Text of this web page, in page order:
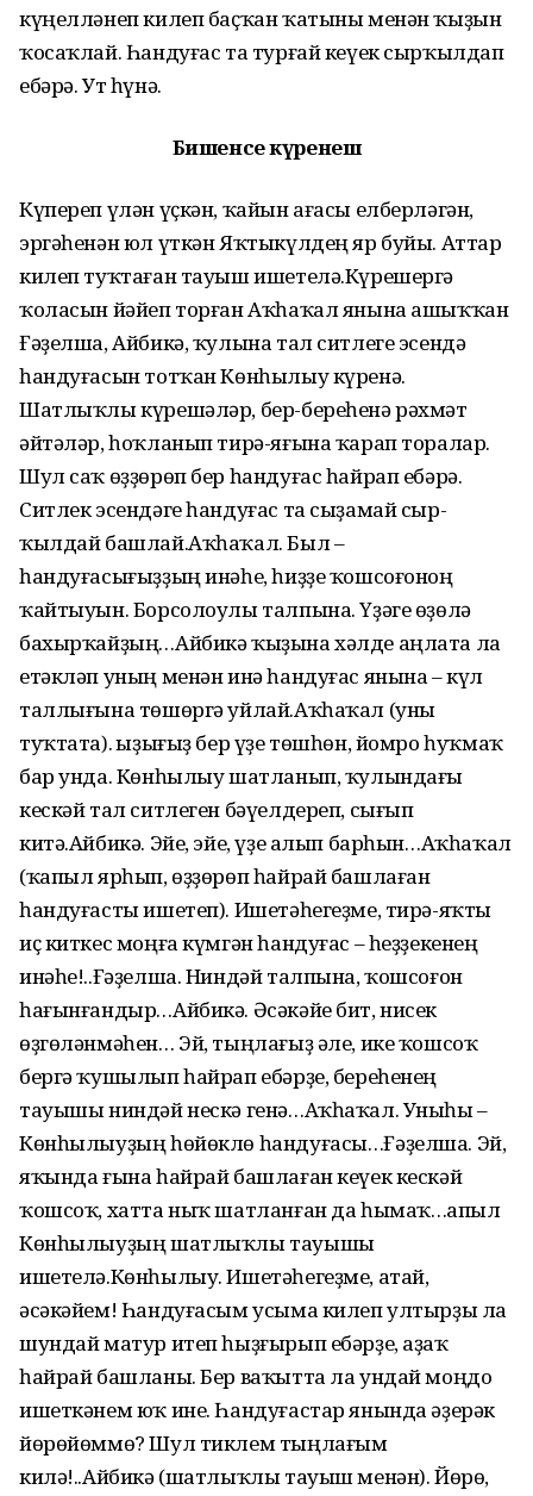
күңелләнеп килеп баҫҡан ҡатыны менән ҡыҙын
ҡосаҡлай. Һандуғас та турғай кеүек сырҡылдап
ебәрә. Ут һүнә.
Бишенсе күренеш
Күпереп үлән үҫкән, ҡайын ағасы елберләгән,
эргәһенән юл үткән Яҡтыкүлдең яр буйы. Аттар
килеп туҡтаған тауыш ишетелә.Күрешергә
ҡоласын йәйеп торған Аҡһаҡал янына ашыҡҡан
Ғәҙелша, Айбикә, ҡулына тал ситлеге эсендә
һандуғасын тотҡан Көнһылыу күренә.
Шатлыҡлы күрешәләр, бер-береһенә рәхмәт
әйтәләр, һоҡланып тирә-яғына ҡарап торалар.
Шул саҡ өҙҙөрөп бер һандуғас һайрап ебәрә.
Ситлек эсендәге һандуғас та сыҙамай сыр­
ҡылдай башлай.Аҡһаҡал. Был –
һандуғасығыҙҙың инәһе, һиҙҙе ҡошсоғоноң
ҡайтыуын. Борсолоулы талпына. Үҙәге өҙөлә
бахырҡайҙың…Айбикә ҡыҙына хәлде аңлата ла
етәкләп уның менән инә һандуғас янына – күл
таллығына төшөргә уйлай.Аҡһаҡал (уны
туҡтата). Ҡы­ҙығыҙ бер үҙе төшһөн, йомро һуҡмаҡ
бар унда. Көнһылыу шатланып, ҡулындағы
кескәй тал ситлеген бәүелдереп, сығып
китә.Айбикә. Эйе, эйе, үҙе алып бар­һын…Аҡһаҡал
(ҡапыл ярһып, өҙҙөрөп һайрай башлаған
һандуғасты ишетеп). Ишетәһегеҙме, тирә-яҡты
иҫ киткес моңға күмгән һандуғас – һеҙҙекенең
инәһе!..Ғәҙелша. Ниндәй талпына, ҡошсоғон
һағынғандыр…Айбикә. Әсәкәйе бит, нисек
өҙгөләнмәһен… Эй, тыңлағыҙ әле, ике ҡошсоҡ
бергә ҡушылып һайрап ебәр­ҙе, береһенең
тауышы ниндәй нескә генә…Аҡһаҡал. Уныһы –
Көнһылыу­ҙың һөйөклө һандуғасы…Ғәҙелша. Эй,
яҡында ғына һайрай башлаған кеүек кескәй
ҡошсоҡ, хатта ныҡ шатланған да һымаҡ…Ҡапыл
Көнһылыуҙың шатлыҡлы тауышы
ишетелә.Көнһылыу. Ишетәһегеҙме, атай,
әсәкәйем! Һандуғасым усыма килеп ултырҙы ла
шундай матур итеп һыҙғырып ебәрҙе, аҙаҡ
һайрай башланы. Бер ваҡытта ла ундай моңдо
ишеткәнем юҡ ине. Һандуғастар янында әҙерәк
йөрөйөммө? Шул тиклем тыңлағым
килә!..Айбикә (шатлыҡлы тауыш менән). Йөрө,